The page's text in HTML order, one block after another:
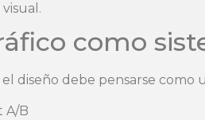
como
el diseño debe pensarse como
A/B